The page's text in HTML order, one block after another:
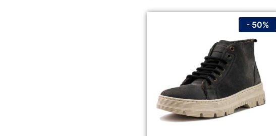
- 50%